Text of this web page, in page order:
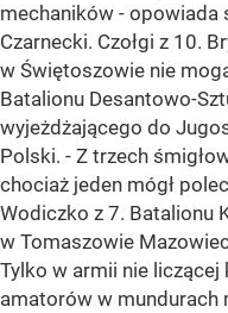
mechaników - opowiada
Czarnecki. Czołgi z 10.
w Świętoszowie nie
Batalionu Desantowo-
wyjeżdżającego do
Polski. - Z trzech
chociaż jeden mógł
Wodiczko z 7. Batalionu
w Tomaszowie
Tylko w armii nie
amatorów w mundurach